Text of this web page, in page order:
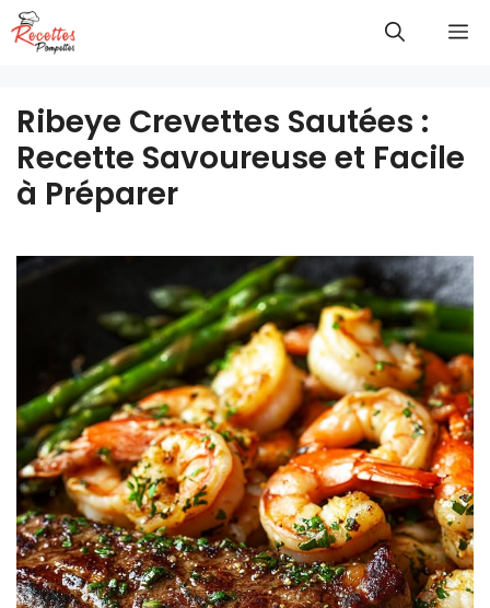
Aller
au
Ribeye Crevettes Sautées :
Recette Savoureuse et Facile
à Préparer